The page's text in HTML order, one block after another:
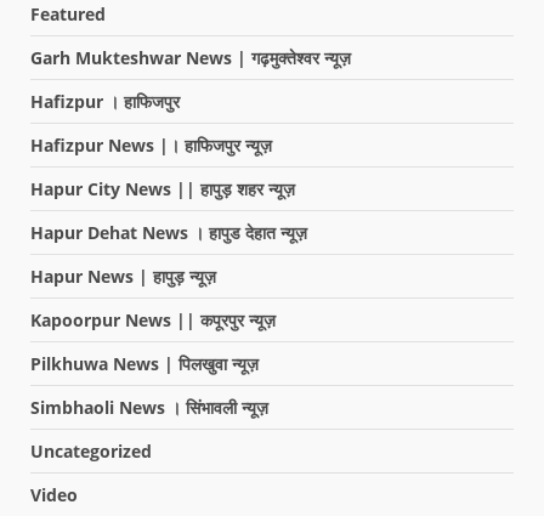
Featured
Garh Mukteshwar News | गढ़मुक्तेश्वर न्यूज़
Hafizpur । हाफिजपुर
Hafizpur News |। हाफिजपुर न्यूज़
Hapur City News || हापुड़ शहर न्यूज़
Hapur Dehat News । हापुड देहात न्यूज़
Hapur News | हापुड़ न्यूज़
Kapoorpur News || कपूरपुर न्यूज़
Pilkhuwa News | पिलखुवा न्यूज़
Simbhaoli News । सिंभावली न्यूज़
Uncategorized
Video